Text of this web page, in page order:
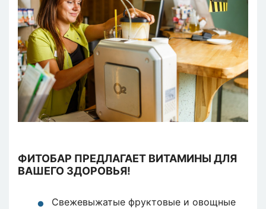
ФИТОБАР ПРЕДЛАГАЕТ ВИТАМИНЫ ДЛЯ
ВАШЕГО ЗДОРОВЬЯ!
Свежевыжатые фруктовые и овощные